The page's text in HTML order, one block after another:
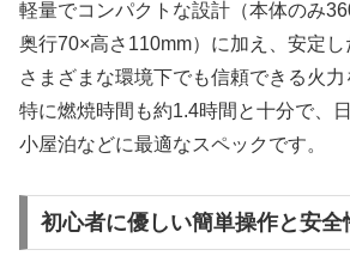
軽量でコンパクトな設計（本体のみ
奥行70×高さ110mm）に加え、安定
さまざまな環境下でも信頼できる火力
特に燃焼時間も約1.4時間と十分で、
小屋泊などに最適なスペックです。
初心者に優しい簡単操作と安全